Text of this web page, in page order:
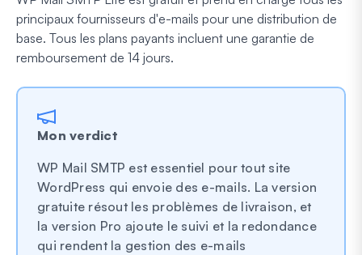
principaux fournisseurs d'e-mails pour une distribution de
base. Tous les plans payants incluent une garantie de
remboursement de 14 jours.
Mon verdict
WP Mail SMTP est essentiel pour tout site
WordPress qui envoie des e-mails. La version
gratuite résout les problèmes de livraison, et
la version Pro ajoute le suivi et la redondance
qui rendent la gestion des e-mails